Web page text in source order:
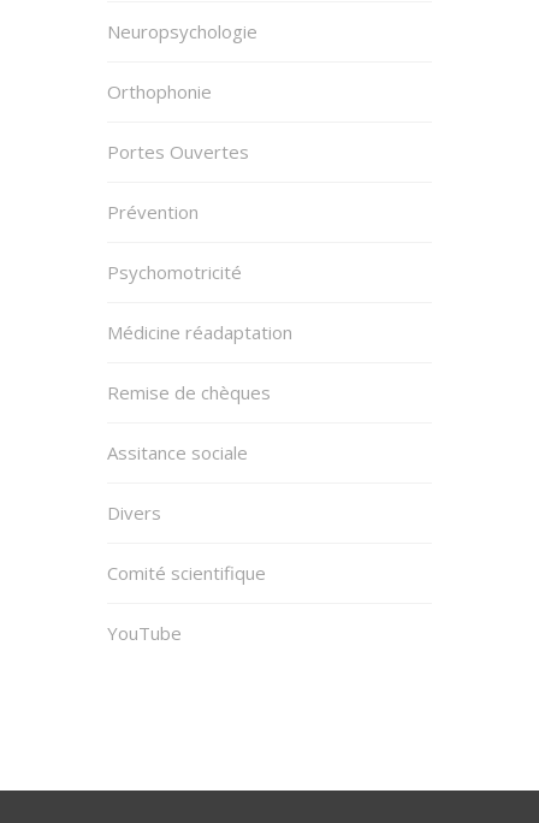
Neuropsychologie
Orthophonie
Portes Ouvertes
Prévention
Psychomotricité
Médicine réadaptation
Remise de chèques
Assitance sociale
Divers
Comité scientifique
YouTube